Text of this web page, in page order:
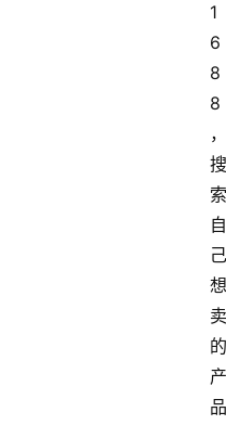
1
6
8
8
，
搜
索
自
己
想
卖
的
产
品